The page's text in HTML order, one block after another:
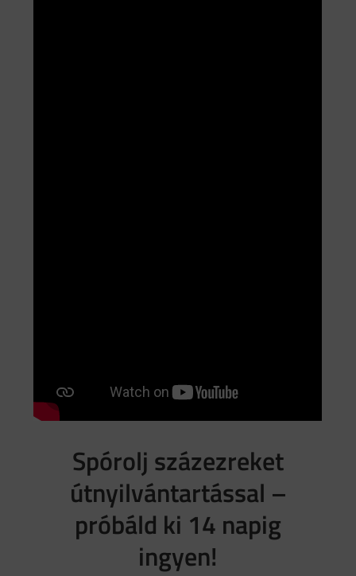
Spórolj százezreket
útnyilvántartással –
próbáld ki 14 napig
ingyen!